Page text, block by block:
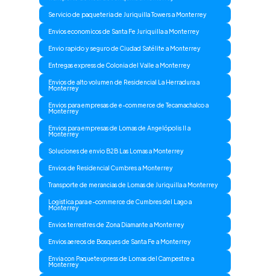
Servicio de paqueteria de Juriquilla Towers a Monterrey
Envios economicos de Santa Fe Juriquilla a Monterrey
Envio rapido y seguro de Ciudad Satélite a Monterrey
Entregas express de Colonia del Valle a Monterrey
Envios de alto volumen de Residencial La Herradura a
Monterrey
Envios para empresas de e-commerce de Tecamachalco a
Monterrey
Envios para empresas de Lomas de Angelópolis II a
Monterrey
Soluciones de envio B2B Las Lomas a Monterrey
Envios de Residencial Cumbres a Monterrey
Transporte de merancias de Lomas de Juriquilla a Monterrey
Logistica para e-commerce de Cumbres del Lago a
Monterrey
Envios terrestres de Zona Diamante a Monterrey
Envios aereos de Bosques de Santa Fe a Monterrey
Envia con Paquetexpress de Lomas del Campestre a
Monterrey